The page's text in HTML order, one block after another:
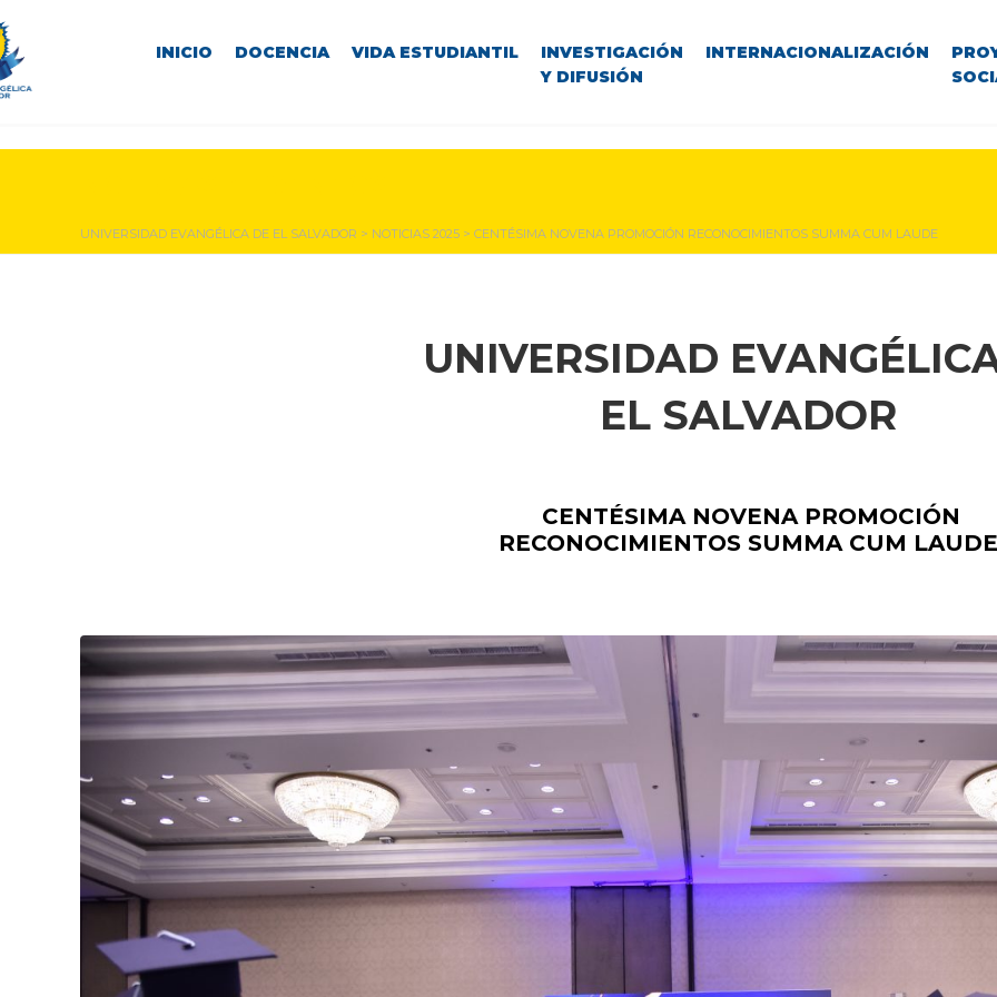
INICIO DOCENCIA VIDA ESTUDIANTIL
INVESTIGACIÓN
Y DIFUSIÓN
INTERNACIONALIZACIÓN
UNIVERSIDAD EVANGÉLICA DE EL SALVADOR > NOTICIAS 2025 > CENTÉSIMA NOVENA PROMOCIÓN RECONOCIMIENTOS SUMMA CUM LAUDE
UNIVERSIDAD
EL SALVADOR
CENTÉSIMA NOVENA PROMOCIÓN
RECONOCIMIENTOS SUMMA CUM LAUDE